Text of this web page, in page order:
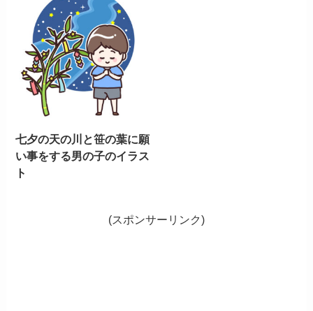
七夕の天の川と笹の葉に願
い事をする男の子のイラス
ト
(スポンサーリンク)